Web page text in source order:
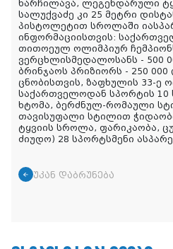
ხარჩილავა, ლეგენდარული
სალუქვაძე კი 25 მეტრი
პისტოლეტით სროლაში
ინფორმაციისთვის:
თითოეულ ოლიმპიურ
ვერცხლისმედალოსანს - 500
ბრინჯაოს პრიზიორს - 250
ცნობისთვის, ზაფხულის 33-ე
საქართველოდან სპორტის 10
ხტომა, ბერძნულ-რომაული
თავისუფალი სტილით
ტყვიის სროლა, ფარიკაობა,
ძიუდო) 28 სპორტსმენი
უკან დაბრუნება